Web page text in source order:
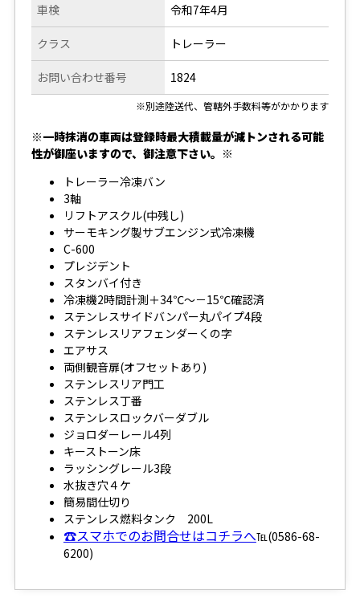
車検
クラス
お問い合わせ番号
令和7年4月
トレーラー
1824
※別途陸送代、管轄外手数料等がかかります
※一時抹消の車両は登録時最大積載量が減トンされる可能
性が御座いますので、御注意下さい。※
トレーラー冷凍バン
3軸
リフトアスクル(中残し)
サーモキング製サブエンジン式冷凍機
C-600
プレジデント
スタンバイ付き
冷凍機2時間計測＋34℃～－15℃確認済
ステンレスサイドバンパー丸パイプ4段
ステンレスリアフェンダーくの字
エアサス
両側観音扉(オフセットあり)
ステンレスリア門工
ステンレス丁番
ステンレスロックバーダブル
ジョロダーレール4列
キーストーン床
ラッシングレール3段
水抜き穴４ケ
簡易間仕切り
ステンレス燃料タンク 200L
☎スマホでのお問合せはコチラへ℡(0586-68-
6200)